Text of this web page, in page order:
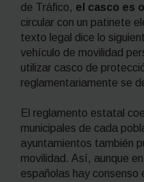
de Tráfico, el casco es
circular con un patinete
texto legal dice lo
vehículo de movilidad
utilizar casco de
reglamentariamente se
El reglamento estatal
municipales de cada
ayuntamientos también
movilidad. Así, aunque
españolas hay consenso